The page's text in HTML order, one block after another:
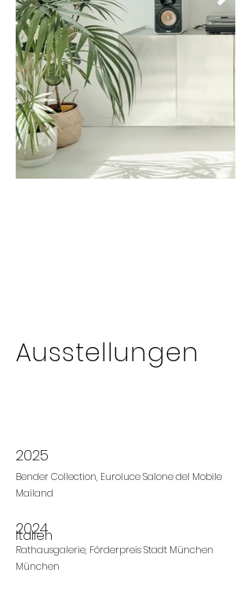
Ausstellungen
2025
Bender Collection, Euroluce Salone del Mobile
Mailand
Italien
2024
Rathausgalerie, Förderpreis Stadt München
München